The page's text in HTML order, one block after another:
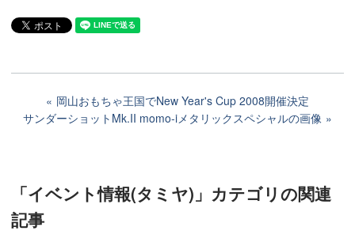
岡山おもちゃ王国でNew Year's Cup 2008開催決定
サンダーショットMk.II momo-iメタリックスペシャルの画像
「イベント情報(タミヤ)」カテゴリの関連
記事